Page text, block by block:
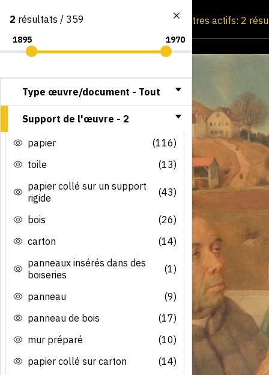
Consultation par image Filtres actifs: 2
2 résultats / 359
Type œuvre/document - Tout
Support de l'œuvre - 2
papier
(116)
toile
(13)
papier collé sur un support
rigide
(43)
bois
(26)
carton
(14)
panneaux insérés dans des
boiseries
(1)
panneau
(9)
panneau de bois
(17)
mur préparé
(10)
papier collé sur carton
(14)